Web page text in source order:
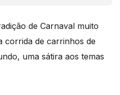
de Carnaval muito
corrida de carrinhos de
uma sátira aos temas